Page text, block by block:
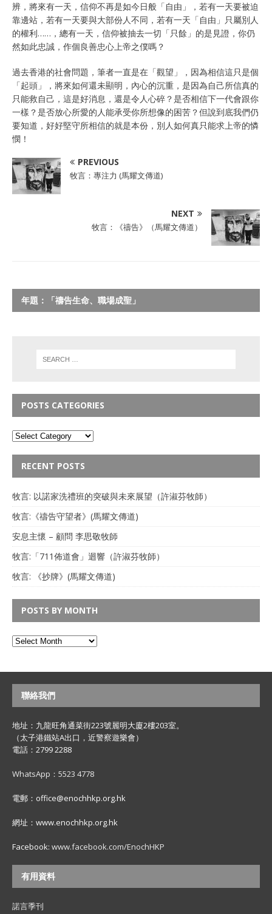
辨，將來有一天，信仰不再是如今日般「自由」，若有一天要被迫
靠邊站，若有一天要與大部份人不同，若有一天「自由」只屬別人
的權利……，總有一天，信仰被抽去一切「只餘」的是見證，你仍
然如此忠誠，作個良善忠心上帝之僕嗎？
過去香港的社會問題，筆者一直是在「觀望」，因為相信這只是個
「起頭」，將來如何還未顯明，內心的沉重，是因為自己所信真的
只能救自己，這是好消息，還是令人心碎？是否相信下一代會跟你
一樣？是否放心所愛的人能承受你所想像的困苦？但說到底我們仍
要知道，好好堅守所相信的就是本份，別人如何真只能求上帝的憐
憫！
PREVIOUS
牧言：專注力 (馬耀文傳道)
NEXT
牧言：《禱告》（馬耀文傳道）
年題：「禱告生命、職場成聖」
POSTS CATEGORIES
RECENT POSTS
牧言: 以諾家洗禮班的突破與未來展望（許淑芬牧師）
牧言:《禱告守望者》(馬耀文傳道)
安息主懷 – 顧問 李思敬牧師
牧言:「711佈道會」迴響（許淑芬牧師）
牧言: 《抄牌》(馬耀文傳道)
POSTS BY MONTH
聯絡我們
地址：九龍旺角通菜街223號麗明大廈2樓203室。
（太子港鐵站A出口，近警察遊樂會）
電話：2799 2288
WhatsApp：5523 4778
電郵：office@enochhkp.org.hk
網址：www.enochhkp.org.hk
Facebook: www.facebook.com/EnochHKP
有用資料
諾言季刊